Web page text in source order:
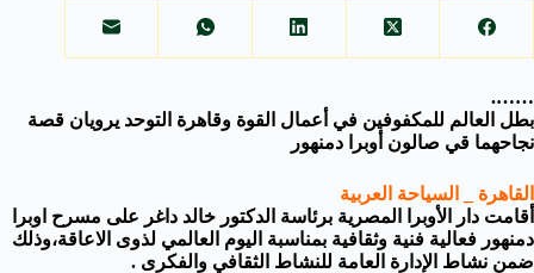
…….
بطل العالم للمكفوفين في أعمال القوة وقاهرة التوحد يرويان قصة
نجاحهما قي صالون أوبرا دمنهور
القاهرة _ السياحة العربية
أقامت دار الأوبرا المصرية برئاسة الدكتور خالد داغر على مسرح اوبرا
دمنهور فعالية فنية وثقافية بمناسبة اليوم العالمي لذوى الاعاقة،وذلك
ضمن نشاط الإدارة العامة للنشاط الثقافي والفكرى .